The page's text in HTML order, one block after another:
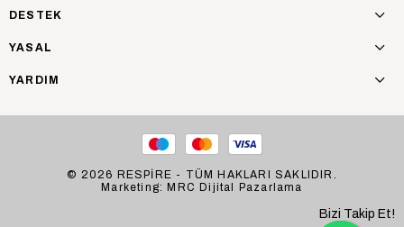
DESTEK
YASAL
YARDIM
© 2026 RESPİRE - TÜM HAKLARI SAKLIDIR.
Marketing: MRC Dijital Pazarlama
Bizi Takip Et!